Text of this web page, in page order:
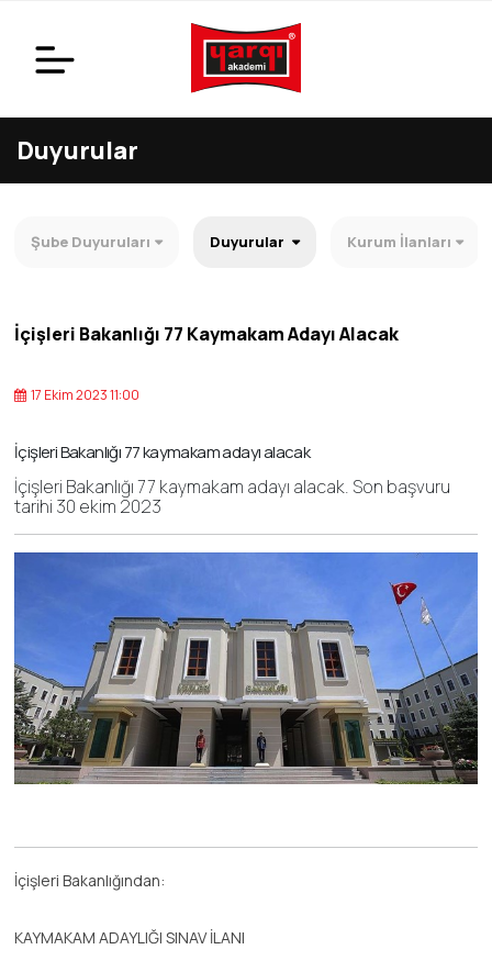
Duyurular
Şube Duyuruları Duyurular Kurum İlanları
İçişleri Bakanlığı 77 Kaymakam Adayı Alacak
17 Ekim 2023 11:00
İçişleri Bakanlığı 77 kaymakam adayı alacak
İçişleri Bakanlığı 77 kaymakam adayı alacak. Son başvuru
tarihi 30 ekim 2023
İçişleri Bakanlığından:
KAYMAKAM ADAYLIĞI SINAV İLANI